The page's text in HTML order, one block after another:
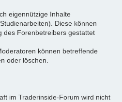
eigennützige Inhalte
Diese können
des Forenbetreibers gestattet
können betreffende
oder löschen.
im Traderinside-Forum wird nicht